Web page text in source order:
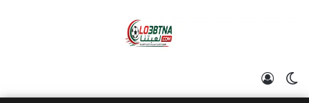
الوضع المظلم